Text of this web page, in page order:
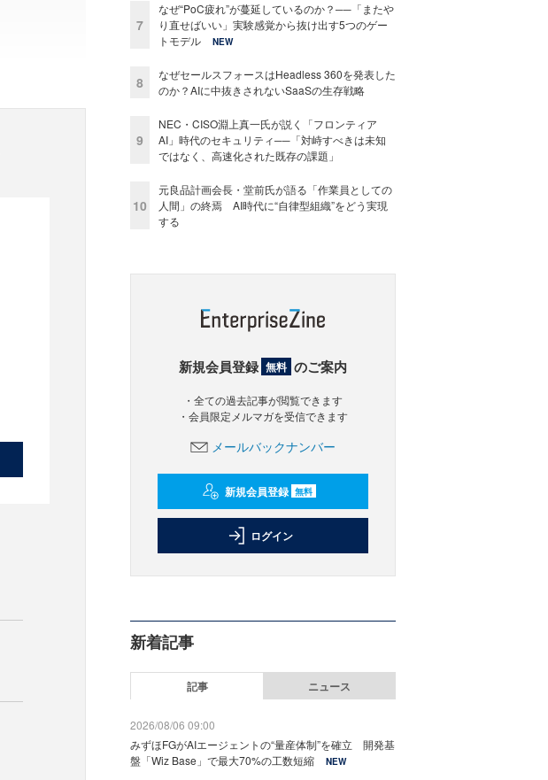
7
なぜ“PoC疲れ”が蔓延しているのか？──「またや
り直せばいい」実験感覚から抜け出す5つのゲー
トモデル
NEW
8
なぜセールスフォースはHeadless 360を発表した
のか？AIに中抜きされないSaaSの生存戦略
9
NEC・CISO淵上真一氏が説く「フロンティア
AI」時代のセキュリティ──「対峙すべきは未知
ではなく、高速化された既存の課題」
10
元良品計画会長・堂前氏が語る「作業員としての
人間」の終焉 AI時代に“自律型組織”をどう実現
する
新規会員登録 無料 のご案内
・全ての過去記事が閲覧できます
・会員限定メルマガを受信できます
メールバックナンバー
新規会員登録 無料
ログイン
新着記事
記事 ニュース
2026/08/06 09:00
みずほFGがAIエージェントの“量産体制”を確立 開発基
盤「Wiz Base」で最大70%の工数短縮
NEW